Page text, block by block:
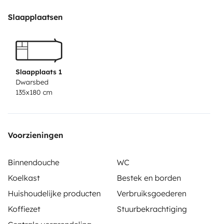
Slaapplaatsen
Slaapplaats 1
Dwarsbed
135x180 cm
Voorzieningen
Binnendouche
WC
Koelkast
Bestek en borden
Huishoudelijke producten
Verbruiksgoederen
Koffiezet
Stuurbekrachtiging